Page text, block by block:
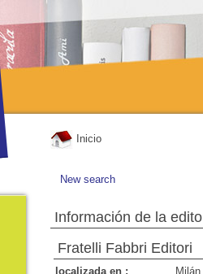
Inicio
New search
Información de la
Fratelli Fabbri Editori
localizada en :
Milán